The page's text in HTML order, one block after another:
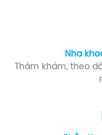
Nha
Thăm khám, theo